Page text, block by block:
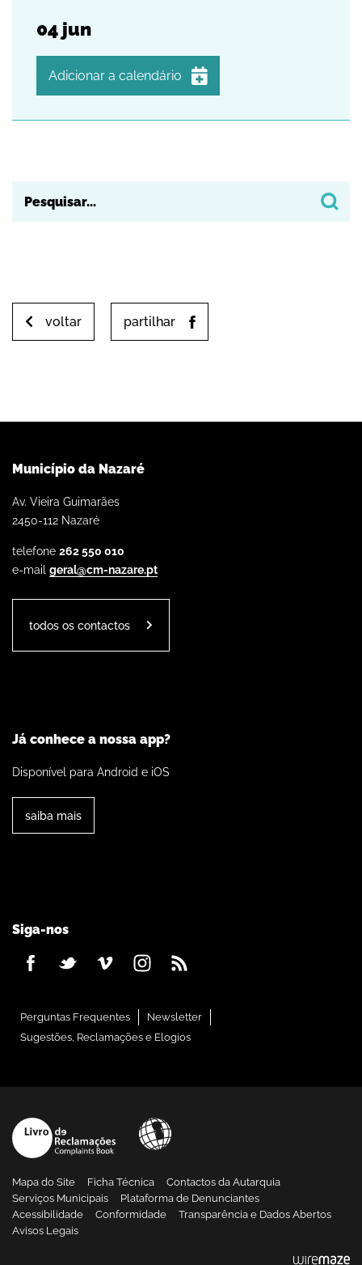
04 jun
Adicionar a calendário
voltar partilhar
Município da Nazaré
Av. Vieira Guimarães
2450-112 Nazaré
telefone 262 550 010
e-mail geral@cm-nazare.pt
todos os contactos
Já conhece a nossa app?
Disponível para Android e iOS
saiba mais
Siga-nos
Perguntas Frequentes
Newsletter
Sugestões, Reclamações e Elogios
Mapa do Site Ficha Técnica
Contactos da Autarquia
Serviços Municipais
Plataforma de Denunciantes
Acessibilidade
Conformidade
Transparência e Dados Abertos
Avisos Legais